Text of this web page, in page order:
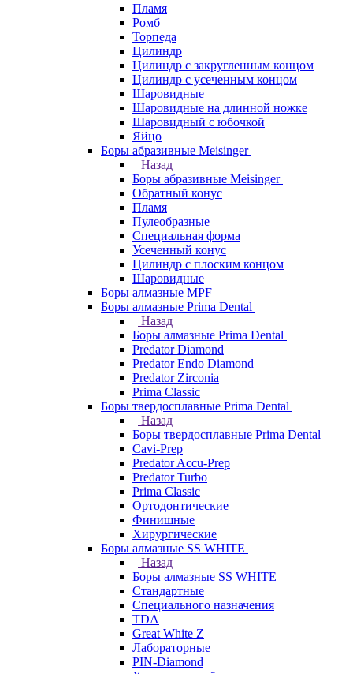
Пламя
Ромб
Торпеда
Цилиндр
Цилиндр с закругленным концом
Цилиндр с усеченным концом
Шаровидные
Шаровидные на длинной ножке
Шаровидный с юбочкой
Яйцо
Боры абразивные Meisinger
Назад
Боры абразивные Meisinger
Обратный конус
Пламя
Пулеобразные
Специальная форма
Усеченный конус
Цилиндр с плоским концом
Шаровидные
Боры алмазные MPF
Боры алмазные Prima Dental
Назад
Боры алмазные Prima Dental
Predator Diamond
Predator Endo Diamond
Predator Zirconia
Prima Classic
Боры твердосплавные Prima Dental
Назад
Боры твердосплавные Prima Dental
Cavi-Prep
Predator Accu-Prep
Predator Turbo
Prima Classic
Ортодонтические
Финишные
Хирургические
Боры алмазные SS WHITE
Назад
Боры алмазные SS WHITE
Стандартные
Специального назначения
TDA
Great White Z
Лабораторные
PIN-Diamond